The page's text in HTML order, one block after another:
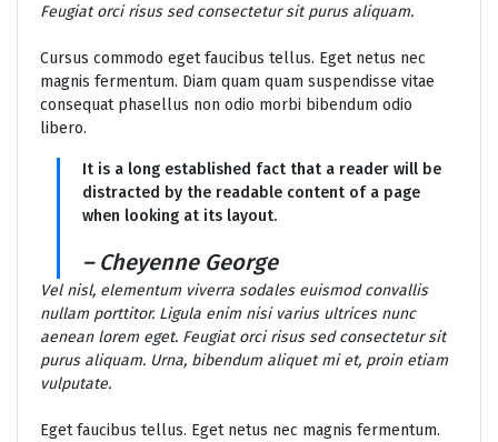
Feugiat orci risus sed consectetur sit purus aliquam.
Cursus commodo eget faucibus tellus. Eget netus nec
magnis fermentum. Diam quam quam suspendisse vitae
consequat phasellus non odio morbi bibendum odio
libero.
It is a long established fact that a reader will be
distracted by the readable content of a page
when looking at its layout.
– Cheyenne George
Vel nisl, elementum viverra sodales euismod convallis
nullam porttitor. Ligula enim nisi varius ultrices nunc
aenean lorem eget. Feugiat orci risus sed consectetur sit
purus aliquam. Urna, bibendum aliquet mi et, proin etiam
vulputate.
Eget faucibus tellus. Eget netus nec magnis fermentum.